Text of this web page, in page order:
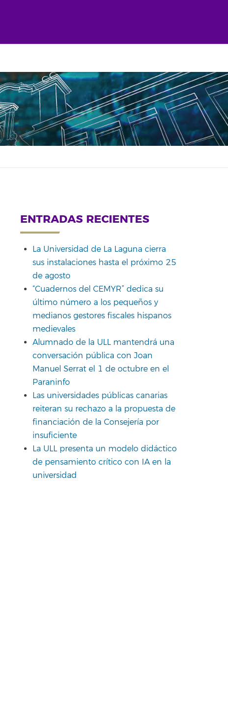
ENTRADAS RECIENTES
La Universidad de La Laguna cierra
sus instalaciones hasta el próximo 25
de agosto
“Cuadernos del CEMYR” dedica su
último número a los pequeños y
medianos gestores fiscales hispanos
medievales
Alumnado de la ULL mantendrá una
conversación pública con Joan
Manuel Serrat el 1 de octubre en el
Paraninfo
Las universidades públicas canarias
reiteran su rechazo a la propuesta de
financiación de la Consejería por
insuficiente
La ULL presenta un modelo didáctico
de pensamiento crítico con IA en la
universidad